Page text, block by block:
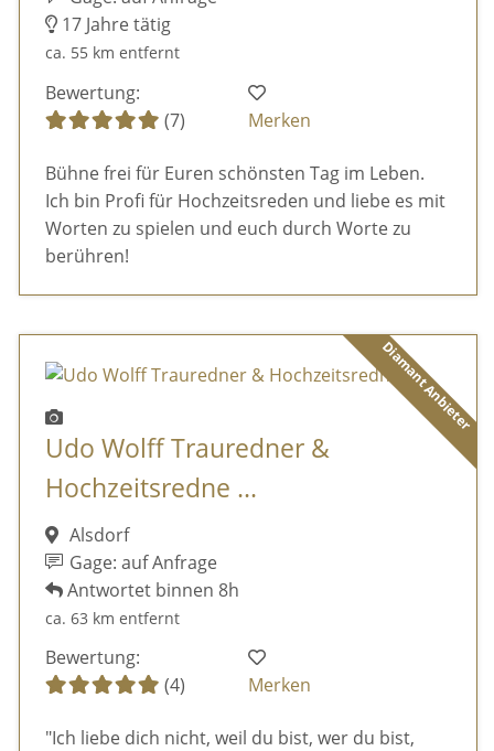
17 Jahre tätig
ca. 55 km entfernt
Bewertung:
(7)
Merken
Bühne frei für Euren schönsten Tag im Leben.
Ich bin Profi für Hochzeitsreden und liebe es mit
Worten zu spielen und euch durch Worte zu
berühren!
Diamant Anbieter
Udo Wolff Trauredner &
Hochzeitsredne ...
Alsdorf
Gage: auf Anfrage
Antwortet binnen 8h
ca. 63 km entfernt
Bewertung:
(4)
Merken
"Ich liebe dich nicht, weil du bist, wer du bist,